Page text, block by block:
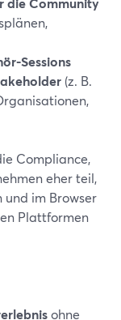
Sessions
(z. B.
Compliance,
eher teil,
und im Browser
Plattformen
ohne